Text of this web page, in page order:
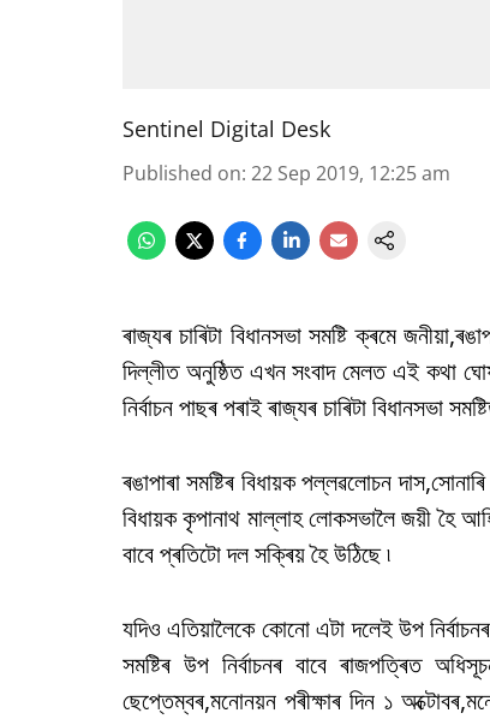
Sentinel Digital Desk
Published on: 22 Sep 2019, 12:25 am
ৰাজ্যৰ চাৰিটা বিধানসভা সমষ্টি ক্ৰমে
দিল্লীত অনুষ্ঠিত এখন সংবাদ মেলত এই কথা
নিৰ্বাচন পাছৰ পৰাই ৰাজ্যৰ চাৰিটা বিধানসভা
ৰঙাপাৰা সমষ্টিৰ বিধায়ক পল্লৱলোচন
বিধায়ক কৃপানাথ মাল্লাহ লোকসভালৈ জয়ী হৈ
বাবে প্ৰতিটো দল সক্ৰিয় হৈ উঠিছে ৷
যদিও এতিয়ালৈকে কোনো এটা দলেই উপ
সমষ্টিৰ উপ নিৰ্বাচনৰ বাবে ৰাজপত্ৰিত
ছেপ্তেম্বৰ,মনোনয়ন পৰীক্ষাৰ দিন ১